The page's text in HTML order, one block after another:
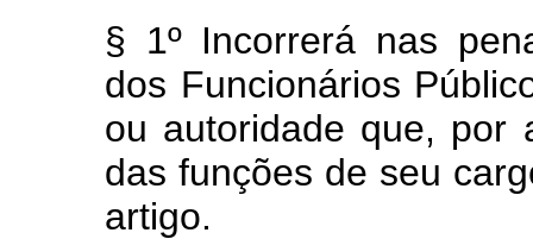
§ 1º Incorrerá nas
dos Funcionários
ou autoridade que, por
das funções de seu
artigo.